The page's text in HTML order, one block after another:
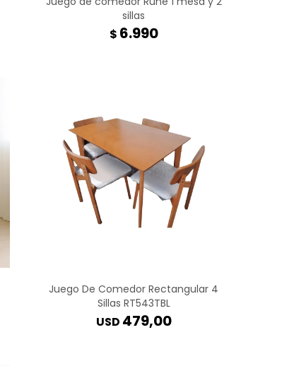
sillas
$ 6.990
Juego De Comedor Rectangular 4
Sillas RT543TBL
USD 479,00